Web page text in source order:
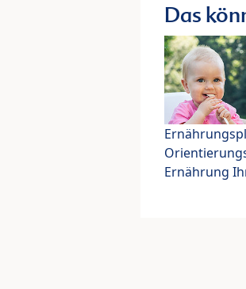
Das
Ernährung